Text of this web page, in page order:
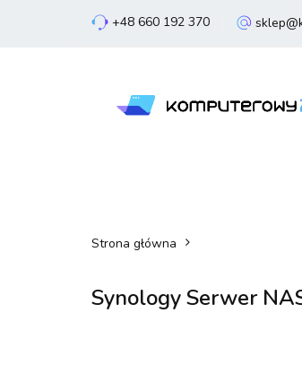
+48 660 192 370
Strona główna
Synology Serwer